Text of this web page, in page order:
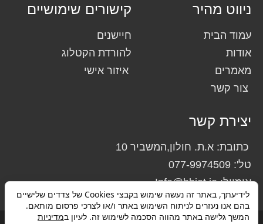
ניווט מהיר
עמוד הבית
אודות
מאמרים
צור קשר
קישורים שימושיים
חיישנים
להורדת הקטלוג
איזור אישי
יצירת קשר
כתובת: א.ת. חולון,המשביר 10
טל': 077-9974509
אימייל: Info@bbiot.io
לידיעתך, באתר זה נעשה שימוש בקבצי Cookies של צדדים שלישיים
בהם אנו נעזרים לניתוח השימוש באתר ו/או לצרכי פרסום מותאם.
המשך גלישה באתר מהווה הסכמה לשימוש זה. לעיון במדיניות